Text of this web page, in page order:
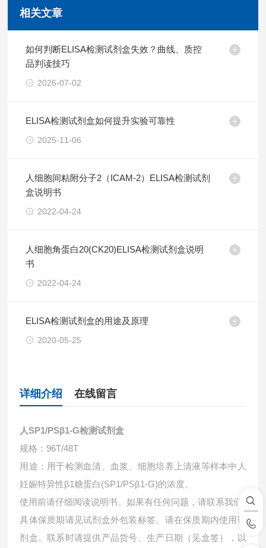
相关文章
如何判断ELISA检测试剂盒失效？曲线、质控
品判读技巧
2026-07-02
ELISA检测试剂盒如何提升实验可靠性
2025-11-06
人细胞间粘附分子2（ICAM-2）ELISA检测试剂
盒说明书
2022-04-24
人细胞角蛋白20(CK20)ELISA检测试剂盒说明
书
2022-04-24
ELISA检测试剂盒的用途及原理
2020-05-25
详细介绍 在线留言
人SP1/PSβ1-G检测试剂盒
规格：96T/48T
用途：用于检测血清、血浆、细胞培养上清液等样本中 人
妊娠特异性β1糖蛋白(SP1/PSβ1-G)的浓度。
使用前请仔细阅读说明书。如果有任何问题，请联系我们
具体保质期请见试剂盒外包装标签。请在保质期内使用试
剂盒。联系时请提供产品货号、生产日期（见盒签），以